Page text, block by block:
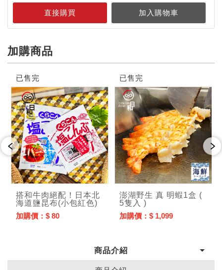
加購商品
已售完
搭和牛肉絕配！日本北
海道鹽昆布(小包紅色)
加購價：$ 80
已售完
澎湖野生 真 明蝦1盒 (
5隻入 )
加購價：$ 1,099
商品介紹